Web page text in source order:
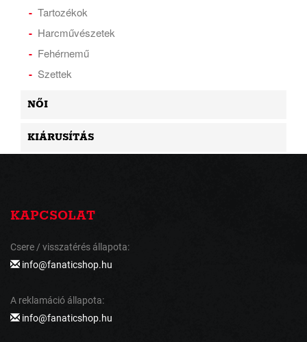
Tartozékok
Harcművészetek
Fehérnemű
Szettek
NŐI
KIÁRUSÍTÁS
KAPCSOLAT
Csere / visszatérés állapota:
info@fanaticshop.hu
A reklamáció állapota:
info@fanaticshop.hu